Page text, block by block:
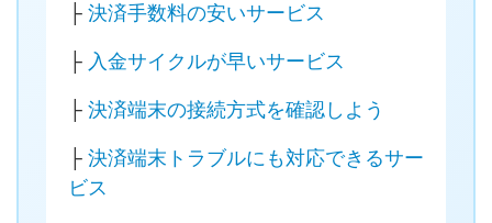
├ 決済手数料の安いサービス
├ 入金サイクルが早いサービス
├ 決済端末の接続方式を確認しよう
├ 決済端末トラブルにも対応できるサー
ビス